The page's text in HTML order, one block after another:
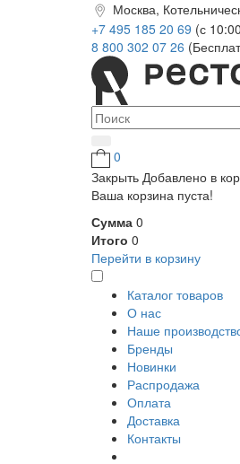
Москва,
+7 495 185 20 69 (с
8 800 302 07 26
0
Закрыть Добавлено в
Ваша корзина пуста!
Сумма 0
Итого 0
Перейти в корзину
Каталог товаров
О нас
Наше
Бренды
Новинки
Распродажа
Оплата
Доставка
Контакты